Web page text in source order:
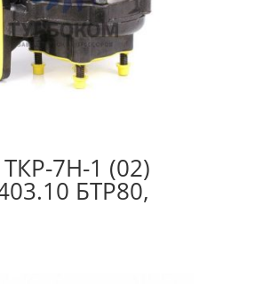
7Н-1 (02)
БТР80,